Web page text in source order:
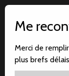
Me
Merci de
plus brefs